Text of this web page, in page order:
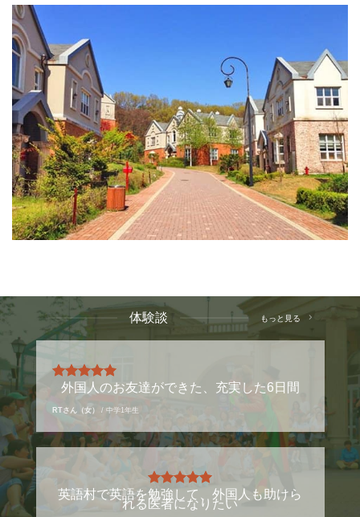
体験談 もっと見る
外国人のお友達ができた、充実した6日間
RTさん（女） / 中学1年生
英語村で英語を勉強して、外国人も助けら
れる医者になりたい